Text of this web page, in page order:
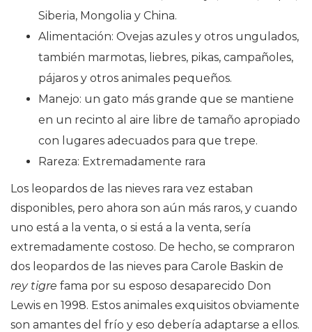
Siberia, Mongolia y China.
Alimentación: Ovejas azules y otros ungulados,
también marmotas, liebres, pikas, campañoles,
pájaros y otros animales pequeños.
Manejo: un gato más grande que se mantiene
en un recinto al aire libre de tamaño apropiado
con lugares adecuados para que trepe.
Rareza: Extremadamente rara
Los leopardos de las nieves rara vez estaban
disponibles, pero ahora son aún más raros, y cuando
uno está a la venta, o si está a la venta, sería
extremadamente costoso. De hecho, se compraron
dos leopardos de las nieves para Carole Baskin de
rey tigre fama por su esposo desaparecido Don
Lewis en 1998. Estos animales exquisitos obviamente
son amantes del frío y eso debería adaptarse a ellos.